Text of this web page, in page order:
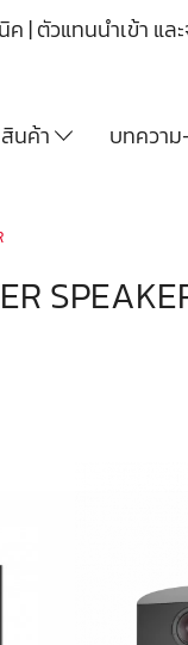
ค | ตัวแทนนำเข้า แ
สินค้า บทควา